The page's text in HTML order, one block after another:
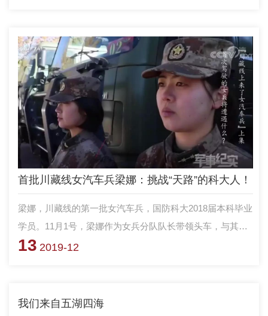
首批川藏线女汽车兵梁娜：挑战“天路”的科大人！
梁娜，川藏线的第一批女汽车兵，国防科大2018届本科毕业
学员。11月1号，梁娜作为女兵分队队长带领头车，与其他
21名女兵一起，正式执行运输任务。川藏公路，平均海拔
13 2019-12
我们来自五湖四海